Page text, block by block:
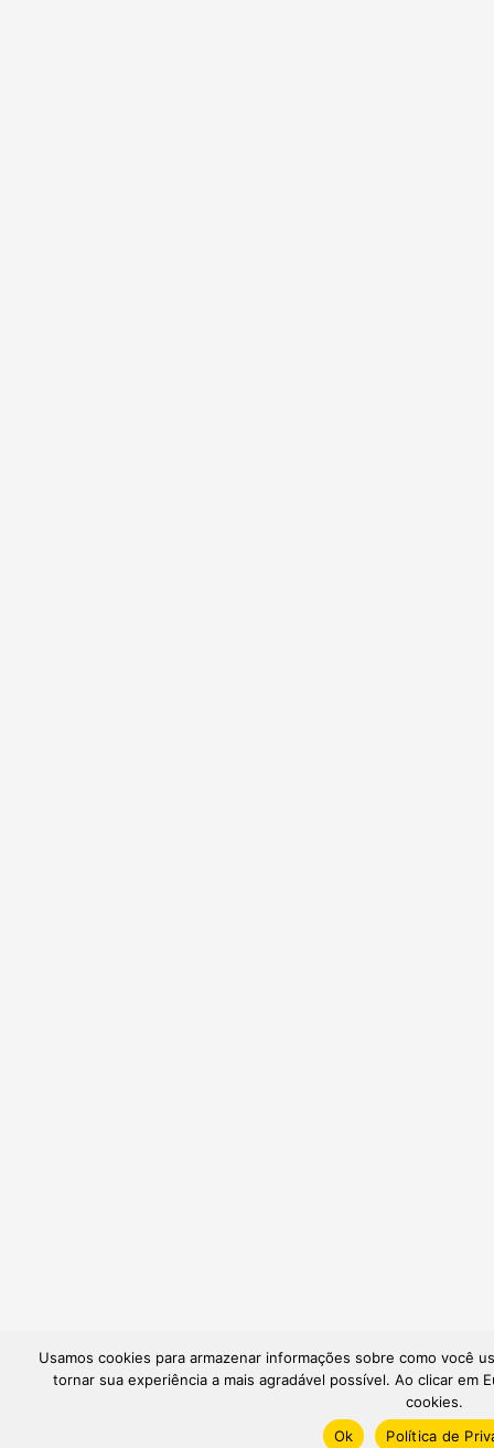
Usamos cookies para armazenar informações sobre como você
tornar sua experiência a mais agradável possível. Ao clicar em
cookies.
Ok
Política de